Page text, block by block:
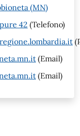
(MN)
42 (Telefono)
(Email)
(Email)